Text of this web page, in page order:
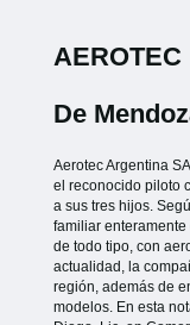
AEROTEC
De
Aerotec Argentina
el reconocido piloto
a sus tres hijos.
familiar
de todo tipo, con
actualidad, la
región, además de
modelos. En esta